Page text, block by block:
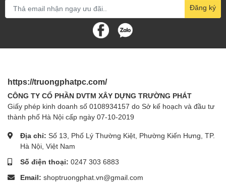
Đăng ký
https://truongphatpc.com/
CÔNG TY CỔ PHẦN DVTM XÂY DỰNG TRƯỜNG PHÁT
Giấy phép kinh doanh số 0108934157 do Sở kế hoạch và đầu tư
thành phố Hà Nội cấp ngày 07-10-2019
Địa chỉ: Số 13, Phố Lý Thường Kiệt, Phường Kiến Hưng, TP.
Hà Nội, Việt Nam
Số điện thoại: 0247 303 6883
Email: shoptruongphat.vn@gmail.com